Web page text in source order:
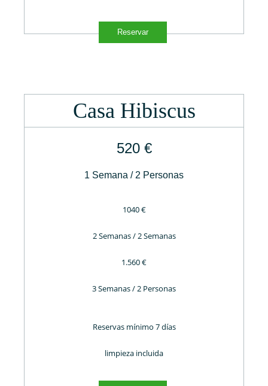
Reservar
Casa Hibiscus
520 €
1 Semana / 2 Personas
1040 €
2 Semanas / 2 Semanas
1.560 €
3 Semanas / 2 Personas
Reservas mínimo 7 días
limpieza incluida